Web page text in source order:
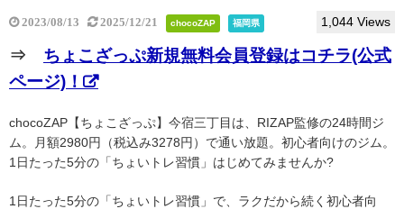
2023/08/13 2025/12/21 chocoZAP 福岡県 1,044 Views
⇒ ちょこざっぷ新規無料会員登録はコチラ(公式
ページ)！
chocoZAP【ちょこざっぷ】今宿三丁目は、RIZAP監修の24時間ジ
ム。月額2980円（税込み3278円）で通い放題。初心者向けのジム。
1日たった5分の「ちょいトレ習慣」はじめてみませんか?
1日たった5分の「ちょいトレ習慣」で、ラクだから続く初心者向